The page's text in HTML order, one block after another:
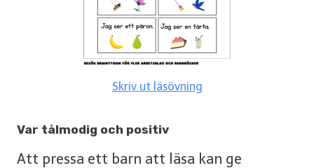
Skriv ut läsövning
Var tålmodig och positiv
Att pressa ett barn att läsa kan ge